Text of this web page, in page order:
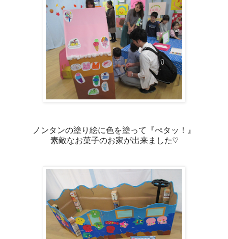
ノンタンの塗り絵に色を塗って『ぺタッ！』
素敵なお菓子のお家が出来ました♡